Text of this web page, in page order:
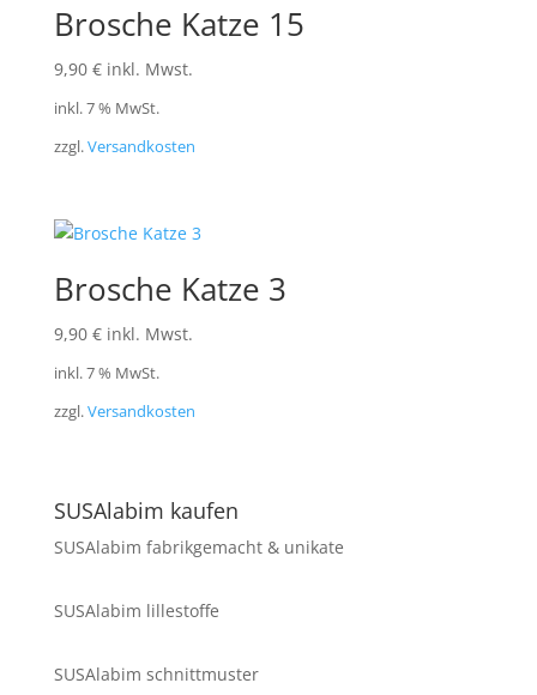
Brosche Katze 15
9,90 € inkl. Mwst.
inkl. 7 % MwSt.
zzgl.Versandkosten
Brosche Katze 3
9,90 € inkl. Mwst.
inkl. 7 % MwSt.
zzgl.Versandkosten
SUSAlabim kaufen
SUSAlabim fabrikgemacht & unikate
SUSAlabim lillestoffe
SUSAlabim schnittmuster